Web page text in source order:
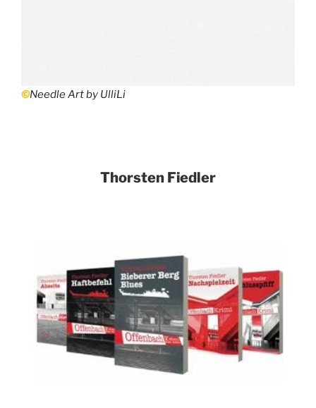
©Needle Art by UlliLi
Thorsten Fiedler